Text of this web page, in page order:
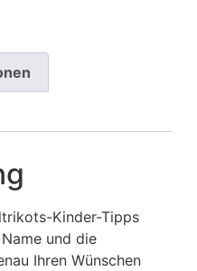
Kinder-Tipps
und die
Ihren Wünschen